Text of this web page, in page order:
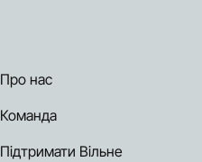
Про нас
Команда
Підтримати Вільне